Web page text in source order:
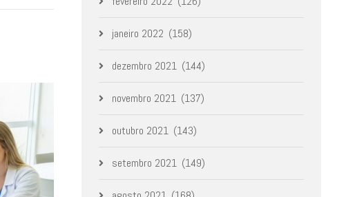
janeiro 2022 (158)
dezembro 2021 (144)
novembro 2021 (137)
outubro 2021 (143)
setembro 2021 (149)